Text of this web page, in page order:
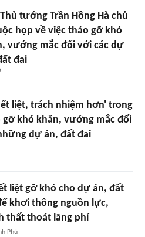
tướng Trần Hồng Hà chủ
họp về việc tháo gỡ khó
vướng mắc đối với các dự
đai
liệt, trách nhiệm hơn' trong
gỡ khó khăn, vướng mắc đối
dự án, đất đai
liệt gỡ khó cho dự án, đất
khơi thông nguồn lực,
thất thoát lãng phí
Phủ